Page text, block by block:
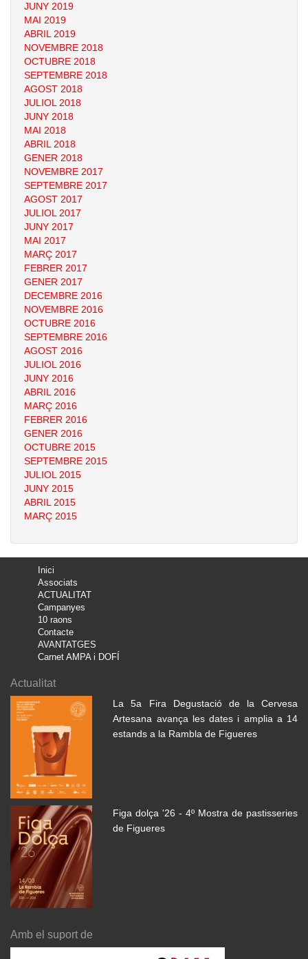
JUNY 2019
MAI 2019
ABRIL 2019
NOVEMBRE 2018
OCTUBRE 2018
SEPTEMBRE 2018
AGOST 2018
JULIOL 2018
JUNY 2018
MAI 2018
ABRIL 2018
GENER 2018
NOVEMBRE 2017
SEPTEMBRE 2017
AGOST 2017
JULIOL 2017
JUNY 2017
MAI 2017
MARÇ 2017
FEBRER 2017
GENER 2017
DECEMBRE 2016
NOVEMBRE 2016
OCTUBRE 2016
SEPTEMBRE 2016
AGOST 2016
JULIOL 2016
JUNY 2016
ABRIL 2016
MARÇ 2016
FEBRER 2016
GENER 2016
OCTUBRE 2015
SEPTEMBRE 2015
JULIOL 2015
JUNY 2015
ABRIL 2015
MARÇ 2015
Inici
Associats
ACTUALITAT
Campanyes
10 raons
Contacte
AVANTATGES
Carnet AMPA i DOFÍ
Actualitat
La 5a Fira Degustació de la Cervesa
Artesana avança les dates i amplia a 14
estands a la Rambla de Figueres
Figa dolça '26 - 4º Mostra de pastisseries
de Figueres
Amb el suport de